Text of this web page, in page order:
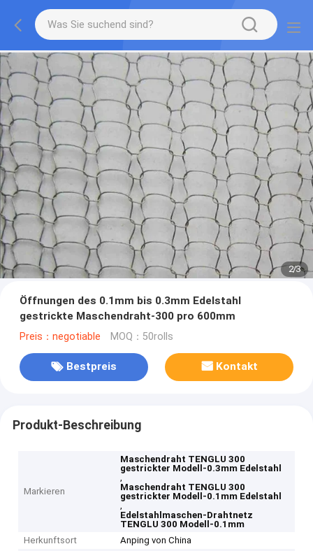
2/3
Öffnungen des 0.1mm bis 0.3mm Edelstahl
gestrickte Maschendraht-300 pro 600mm
Preis：negotiable MOQ：50rolls
Bestpreis Kontakt
Produkt-Beschreibung
Markieren
Maschendraht TENGLU 300
gestrickter Modell-0.3mm Edelstahl
,
Maschendraht TENGLU 300
gestrickter Modell-0.1mm Edelstahl
,
Edelstahlmaschen-Drahtnetz
TENGLU 300 Modell-0.1mm
Herkunftsort
Anping von China